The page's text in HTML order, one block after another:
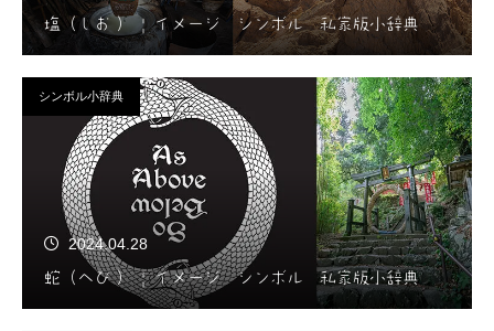
塩（しお ） | イメージ シンボル 私家版小辞典
シンボル小辞典
2024.04.28
蛇（へび ） | イメージ シンボル 私家版小辞典